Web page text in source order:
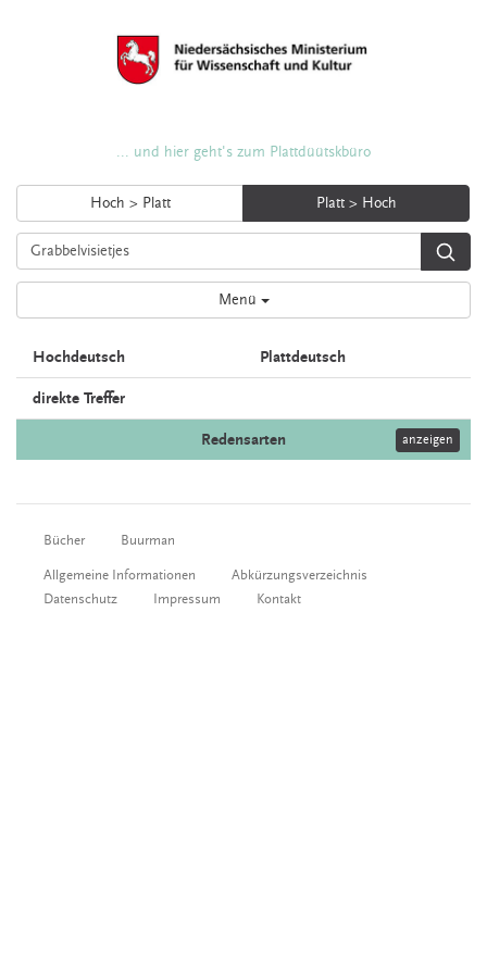
... und hier geht's zum Plattdüütskbüro
Hoch > Platt Platt > Hoch
Menü
Hochdeutsch Plattdeutsch
direkte Treffer
Redensarten anzeigen
Bücher Buurman
Allgemeine Informationen
Abkürzungsverzeichnis
Datenschutz
Impressum Kontakt